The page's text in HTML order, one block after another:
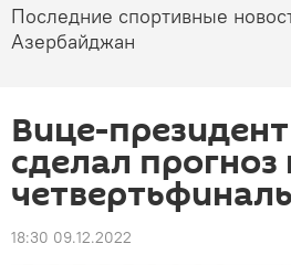
Последние спортивные
Азербайджан
Вице-
сделал прогноз
18:30 09.12.2022